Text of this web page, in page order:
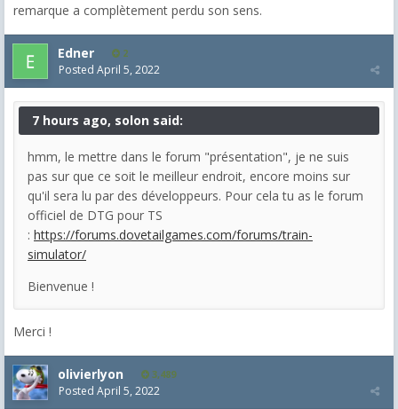
remarque a complètement perdu son sens.
Edner 2
Posted April 5, 2022
7 hours ago, solon said:
hmm, le mettre dans le forum "présentation", je ne suis
pas sur que ce soit le meilleur endroit, encore moins sur
qu'il sera lu par des développeurs. Pour cela tu as le forum
officiel de DTG pour TS
: https://forums.dovetailgames.com/forums/train-
simulator/
Bienvenue !
Merci !
olivierlyon 3,489
Posted April 5, 2022